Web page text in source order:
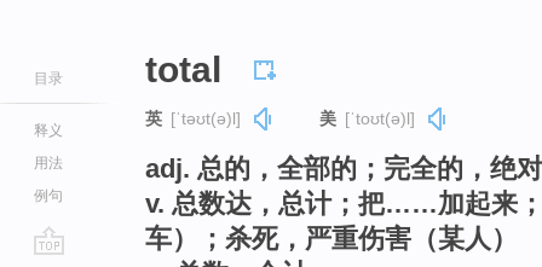
目录
释义
用法
例句
total
英 [ˈtəʊt(ə)l] 美 [ˈtoʊt(ə)l]
adj. 总的，全部的；完全的，绝
v. 总数达，总计；把……加起来
车）；杀死，严重伤害（某人）